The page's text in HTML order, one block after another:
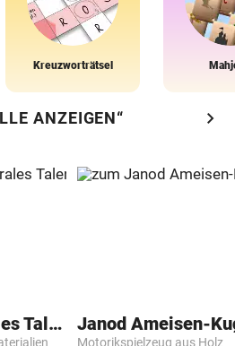
Kreuzworträtsel
ANZEIGEN“ chevron_right
DKT - Klimaneutrales Talent Janod Ameisen-
Motorikspielzeug aus Holz